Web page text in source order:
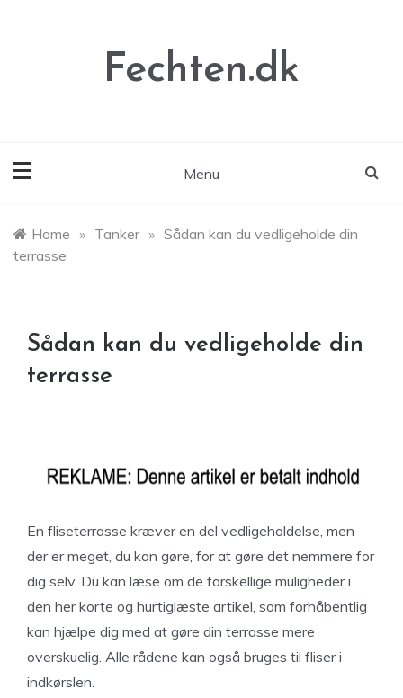
Fechten.dk
Menu
Home » Tanker » Sådan kan du vedligeholde din
terrasse
Sådan kan du vedligeholde din
terrasse
En fliseterrasse kræver en del vedligeholdelse, men
der er meget, du kan gøre, for at gøre det nemmere for
dig selv. Du kan læse om de forskellige muligheder i
den her korte og hurtiglæste artikel, som forhåbentlig
kan hjælpe dig med at gøre din terrasse mere
overskuelig. Alle rådene kan også bruges til fliser i
indkørslen.